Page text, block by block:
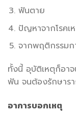
ฟันตาย
ปัญหาจากโรคเ
จากพฤติกรรมก
ทั้งนี้ อุบัติเหตุก็อาจ
ฟัน จนต้องรักษาร
อาการบอกเหตุ